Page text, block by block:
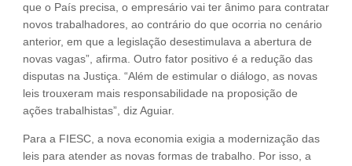
que o País precisa, o empresário vai ter ânimo para contratar
novos trabalhadores, ao contrário do que ocorria no cenário
anterior, em que a legislação desestimulava a abertura de
novas vagas”, afirma. Outro fator positivo é a redução das
disputas na Justiça. “Além de estimular o diálogo, as novas
leis trouxeram mais responsabilidade na proposição de
ações trabalhistas”, diz Aguiar.
Para a FIESC, a nova economia exigia a modernização das
leis para atender as novas formas de trabalho. Por isso, a